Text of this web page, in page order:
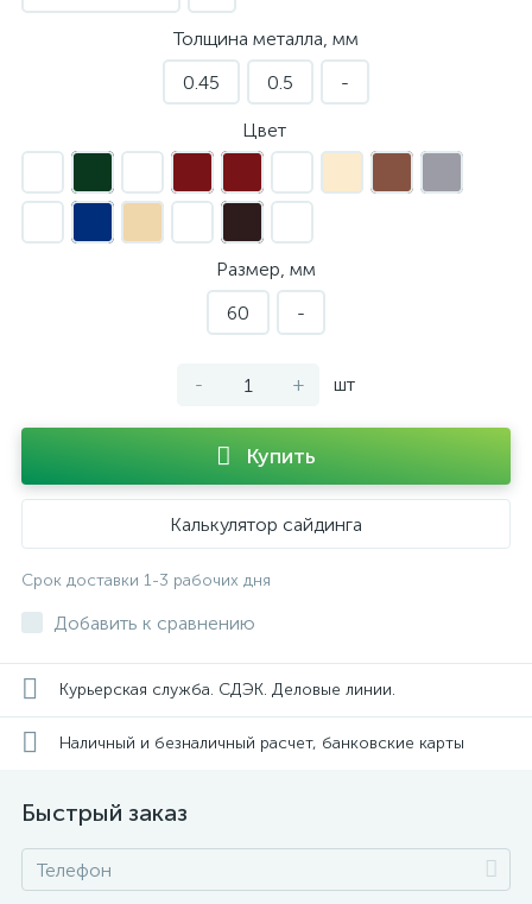
Толщина металла, мм
0.45
0.5 -
Цвет
Размер, мм
60
-
- + шт
Купить
Калькулятор сайдинга
Срок доставки 1-3 рабочих дня
Добавить к сравнению
Курьерская служба. СДЭК. Деловые линии.
Наличный и безналичный расчет, банковские карты
Быстрый заказ